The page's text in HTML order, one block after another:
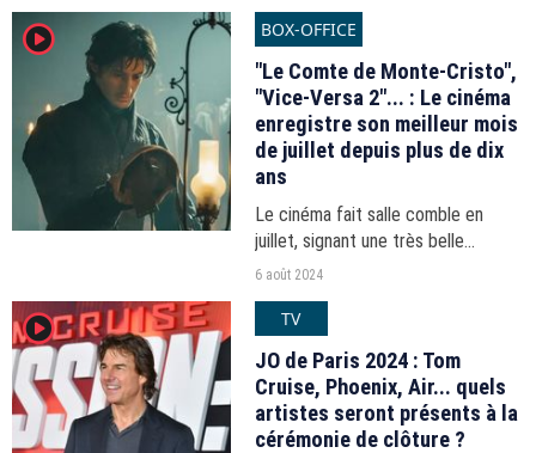
player2 BOX-OFFICE
"Le Comte de Monte-Cristo",
"Vice-Versa 2"... : Le cinéma
enregistre son meilleur mois
de juillet depuis plus de dix
ans
Le cinéma fait salle comble en
juillet, signant une très belle
performance avec 18,71 millions de
6 août 2024
player2 TV
JO de Paris 2024 : Tom
Cruise, Phoenix, Air... quels
artistes seront présents à la
cérémonie de clôture ?